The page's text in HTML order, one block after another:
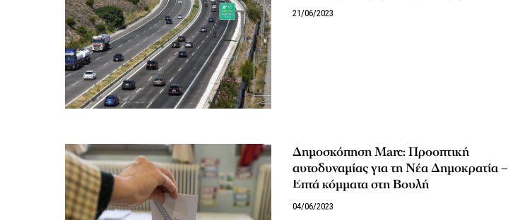
21/06/2023
Δημοσκόπηση Marc: Προοπτική
αυτοδυναμίας για τη Νέα Δημοκρατία –
Επτά κόμματα στη Βουλή
04/06/2023